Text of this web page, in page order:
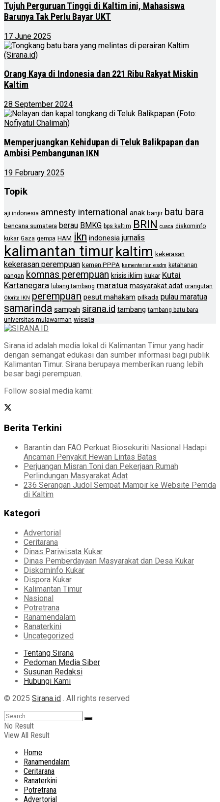
Tujuh Perguruan Tinggi di Kaltim ini, Mahasiswa
Barunya Tak Perlu Bayar UKT
17 June 2025
Orang Kaya di Indonesia dan 221 Ribu Rakyat Miskin
Kaltim
28 September 2024
Memperjuangkan Kehidupan di Teluk Balikpapan dan
Ambisi Pembangunan IKN
19 February 2025
Topik
aji indonesia amnesty international anak banjir batu bara
bencana sumatera berau BMKG bps kaltim BRIN cuaca diskominfo
kukar Gaza gempa HAM ikn indonesia jurnalis
kalimantan timurkaltim kekerasan
kekerasan perempuan kemen PPPA kementerian esdm ketahanan
pangan komnas perempuan krisis iklim kukar Kutai
Kartanegara lubang tambang maratua masyarakat adat orangutan
Otorita IKN perempuan pesut mahakam pilkada pulau maratua
samarinda sampah sirana.id tambang tambang batu bara
universitas mulawarman wisata
Sirana.id adalah media lokal di Kalimantan Timur yang hadir
dengan semangat edukasi dan sumber informasi bagi publik
Kalimantan Timur. Sirana berupaya memberikan ruang lebih
besar bagi perempuan.
Follow sosial media kami:
Berita Terkini
Barantin dan FAO Perkuat Biosekuriti Nasional Hadapi
Ancaman Penyakit Hewan Lintas Batas
Perjuangan Misran Toni dan Pekerjaan Rumah
Perlindungan Masyarakat Adat
236 Serangan Judol Sempat Mampir ke Website Pemda
di Kaltim
Kategori
Advertorial
Ceritarana
Dinas Pariwisata Kukar
Dinas Pemberdayaan Masyarakat dan Desa Kukar
Diskominfo Kukar
Dispora Kukar
Kalimantan Timur
Nasional
Potretrana
Ranamendalam
Ranaterkini
Uncategorized
Tentang Sirana
Pedoman Media Siber
Susunan Redaksi
Hubungi Kami
© 2025 Sirana.id . All rights reserved
No Result
View All Result
Home
Ranamendalam
Ceritarana
Ranaterkini
Potretrana
Advertorial